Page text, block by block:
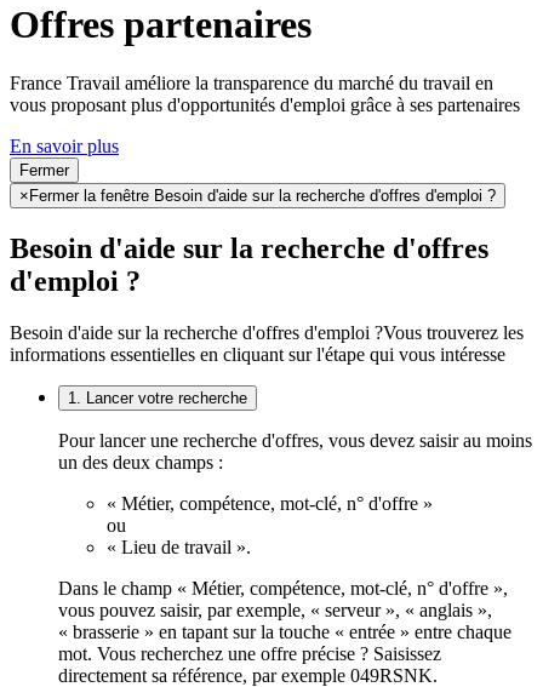
Offres partenaires
France Travail améliore la transparence du marché du travail en
vous proposant plus d'opportunités d'emploi grâce à ses partenaires
En savoir plus
Fermer
× Fermer la fenêtre Besoin d'aide sur la recherche d'offres d'emploi ?
Besoin d'aide sur la recherche d'offres
d'emploi ?
Besoin d'aide sur la recherche d'offres d'emploi ?Vous trouverez les
informations essentielles en cliquant sur l'étape qui vous intéresse
1. Lancer votre recherche
Pour lancer une recherche d'offres, vous devez saisir au moins
un des deux champs :
« Métier, compétence, mot-clé, n° d'offre »
ou
« Lieu de travail ».
Dans le champ « Métier, compétence, mot-clé, n° d'offre »,
vous pouvez saisir, par exemple, « serveur », « anglais »,
« brasserie » en tapant sur la touche « entrée » entre chaque
mot. Vous recherchez une offre précise ? Saisissez
directement sa référence, par exemple 049RSNK.